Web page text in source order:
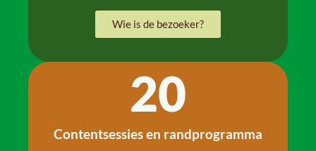
Wie is de bezoeker?
Contentsessies en randprogramma
20